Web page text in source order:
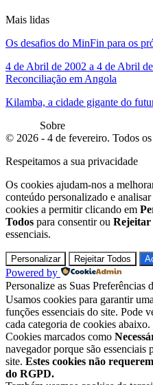
Mais lidas
Os desafios do MinFin para os
4 de Abril de 2002 a 4 de Abril
Reconciliação em Angola
Kilamba, a cidade gigante do
Sobre
© 2026 - 4 de fevereiro. Todos
Respeitamos a sua privacidade
Os cookies ajudam-nos a
conteúdo personalizado e
cookies a permitir clicando em
Todos para consentir ou Rejeitar
essenciais.
Personalizar Rejeitar Todos
Powered by
Personalize as Suas Preferências
Usamos cookies para garantir
funções essenciais do site. Pode
cada categoria de cookies abaixo.
Cookies marcados como
navegador porque são essenciais
site. Estes cookies não
do RGPD.